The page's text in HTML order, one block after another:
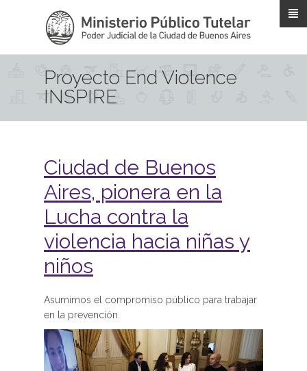
Proyecto End Violence
INSPIRE
Ciudad de Buenos
Aires, pionera en la
Lucha contra la
violencia hacia niñas y
niños
Asumimos el compromiso público para trabajar
en la prevención.